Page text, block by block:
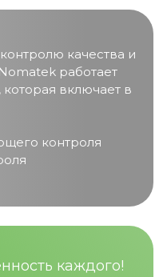
качества и
работает
включает в
контроля
каждого!